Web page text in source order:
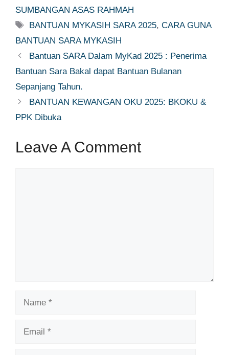
SUMBANGAN ASAS RAHMAH
Tags
BANTUAN MYKASIH SARA 2025,CARA GUNA
BANTUAN SARA MYKASIH
Bantuan SARA Dalam MyKad 2025 : Penerima
Bantuan Sara Bakal dapat Bantuan Bulanan
Sepanjang Tahun.
BANTUAN KEWANGAN OKU 2025: BKOKU &
PPK Dibuka
Leave A Comment